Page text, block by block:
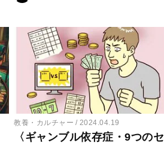
教養・カルチャー 2024.04.19
〈ギャンブル依存症・9つのセ